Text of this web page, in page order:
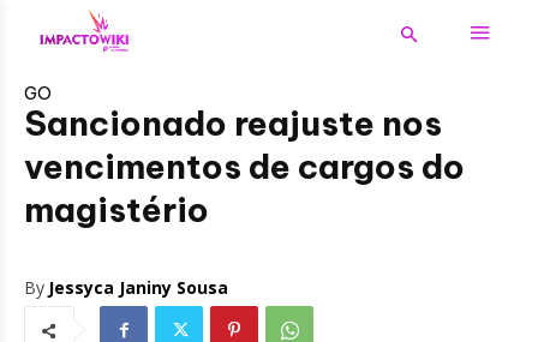
GO
Sancionado reajuste nos
vencimentos de cargos do
magistério
By Jessyca Janiny Sousa